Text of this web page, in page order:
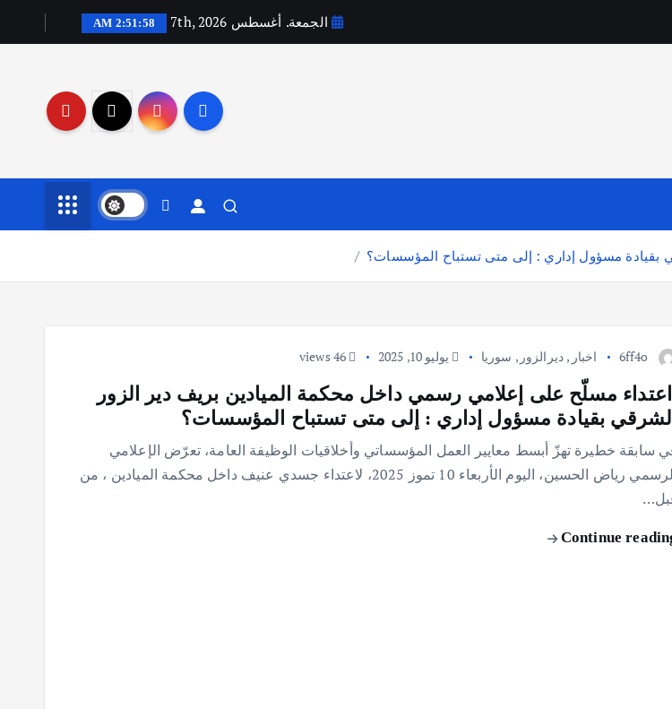
الجمعة. أغسطس 7th, 2026 2:51:59 AM
بقيادة مسؤول إداري : إلى متى تستباح المؤسسات؟
6ff4o اخبار , ديرالزور , سوريا يوليو 10, 2025
️ اعتداء مسلّح على إعلامي رسمي داخل محكمة الميادين بريف دير الزور
الشرقي بقيادة مسؤول إداري : إلى متى تستباح المؤسسات؟
سابقة خطيرة تهزّ أبسط معايير العمل المؤسساتي وأخلاقيات الوظيفة العامة، تعرّض الإعلامي
الرسمي رياض الحسين، اليوم الأربعاء 10 تموز 2025، لاعتداء جسدي عنيف داخل محكمة الميادين ، من
Continue